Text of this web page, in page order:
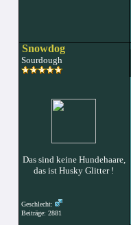
Snowdog
Sourdough
Das sind keine Hundehaare,
das ist Husky Glitter !
Geschlecht:
Beiträge: 2881